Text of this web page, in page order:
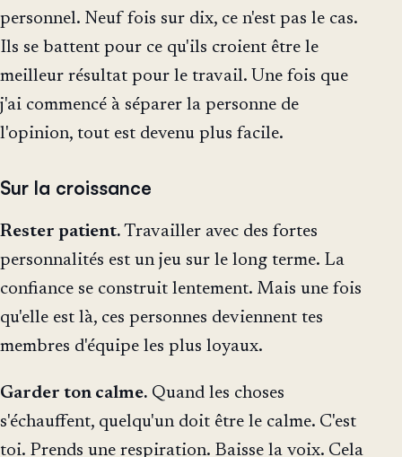
personnel. Neuf fois sur dix, ce n'est pas le cas.
Ils se battent pour ce qu'ils croient être le
meilleur résultat pour le travail. Une fois que
j'ai commencé à séparer la personne de
l'opinion, tout est devenu plus facile.
Sur la croissance
Rester patient. Travailler avec des fortes
personnalités est un jeu sur le long terme. La
confiance se construit lentement. Mais une fois
qu'elle est là, ces personnes deviennent tes
membres d'équipe les plus loyaux.
Garder ton calme. Quand les choses
s'échauffent, quelqu'un doit être le calme. C'est
toi. Prends une respiration. Baisse la voix. Cela